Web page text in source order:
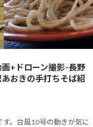
+ドローン撮影-長野
おきの手打ちそば紹
。台風10号の動きが気に